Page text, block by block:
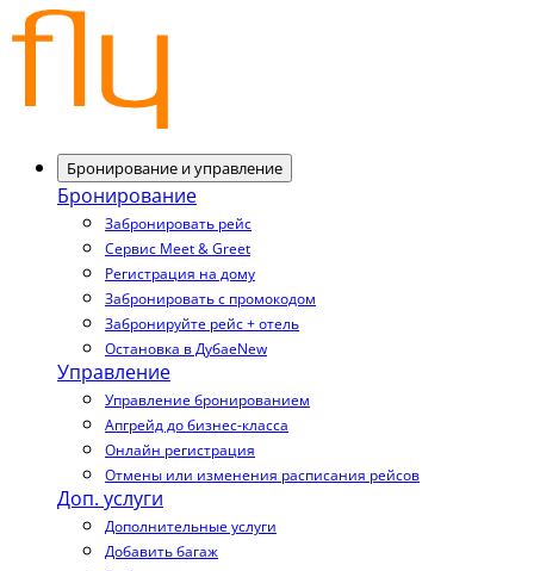
Бронирование и управление
Бронирование
Забронировать рейс
Сервис Meet & Greet
Регистрация на дому
Забронировать с промокодом
Забронируйте рейс + отель
Остановка в ДубаеNew
Управление
Управление бронированием
Апгрейд до бизнес-класса
Онлайн регистрация
Отмены или изменения расписания рейсов
Доп. услуги
Дополнительные услуги
Добавить багаж